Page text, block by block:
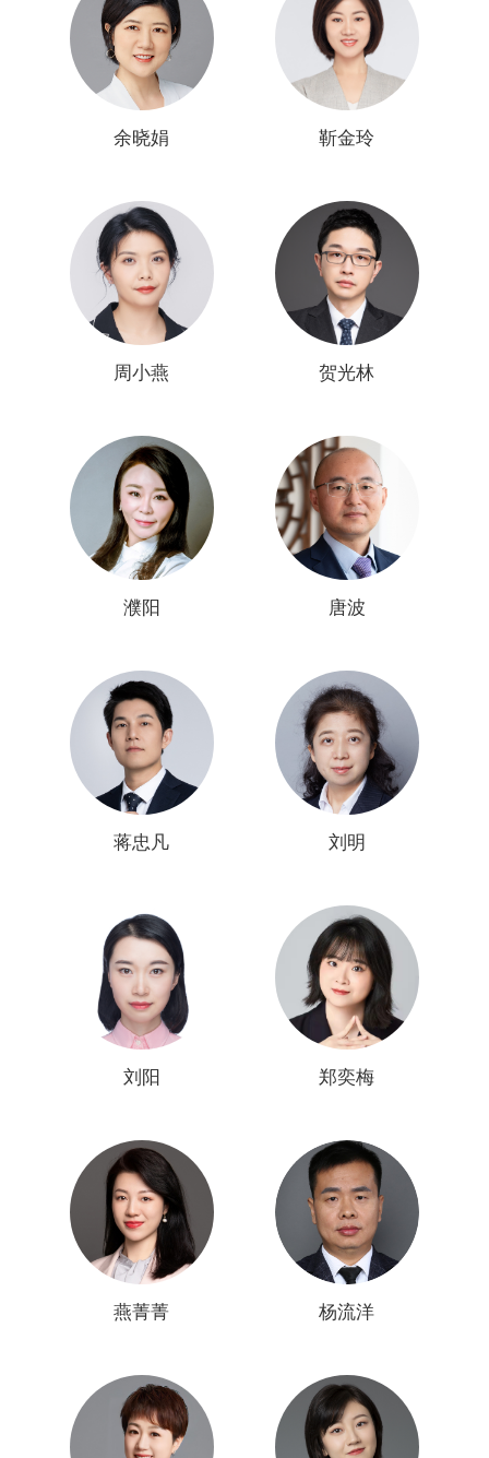
申请代理
分析咨询
余晓娟 靳金玲
周小燕 贺光林
濮阳 唐波
蒋忠凡 刘明
刘阳 郑奕梅
燕菁菁 杨流洋